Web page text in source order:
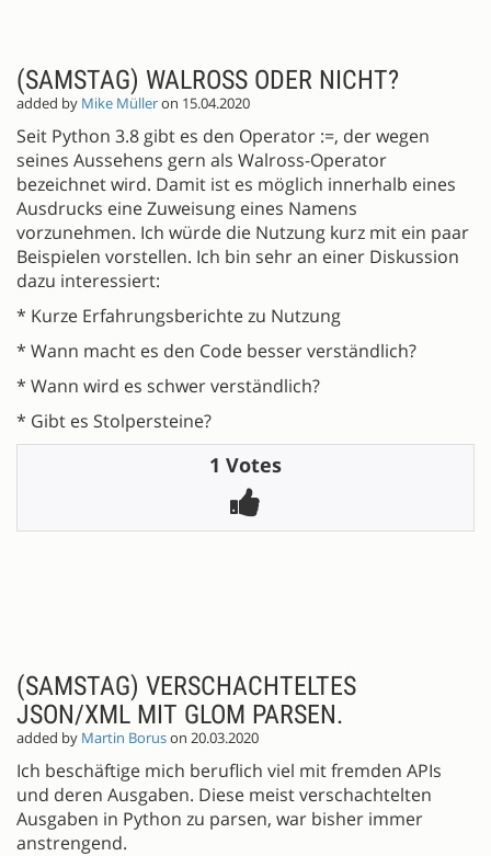
(SAMSTAG) WALROSS ODER NICHT?
added by Mike Mülleron 15.04.2020
Seit Python 3.8 gibt es den Operator :=, der wegen
seines Aussehens gern als Walross-Operator
bezeichnet wird. Damit ist es möglich innerhalb eines
Ausdrucks eine Zuweisung eines Namens
vorzunehmen. Ich würde die Nutzung kurz mit ein paar
Beispielen vorstellen. Ich bin sehr an einer Diskussion
dazu interessiert:
* Kurze Erfahrungsberichte zu Nutzung
* Wann macht es den Code besser verständlich?
* Wann wird es schwer verständlich?
* Gibt es Stolpersteine?
1 Votes
(SAMSTAG) VERSCHACHTELTES
JSON/XML MIT GLOM PARSEN.
added by Martin Boruson 20.03.2020
Ich beschäftige mich beruflich viel mit fremden APIs
und deren Ausgaben. Diese meist verschachtelten
Ausgaben in Python zu parsen, war bisher immer
anstrengend.